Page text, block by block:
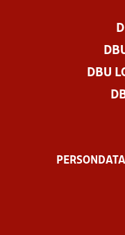
DBU